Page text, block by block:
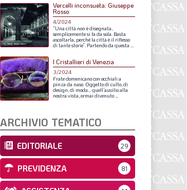
Vercelli inconsueta: Giuseppe
Rosso
4/2024
“Una città non èdisegnata,
semplicementesi fa da sola. Basta
ascoltarla, perché la città èil riflesso
di tantestorie”. Partendoda questa
I Cristallieri di Venezia
3/2024
Fratedomenicanocon occhiali a
pinza da naso Oggettodi culto, di
design, di moda… quell’ausilioalla
nostra vista, ormai divenuto
ARCHIVIO TEMATICO
EDITORIALE 29
PREVIDENZA 81